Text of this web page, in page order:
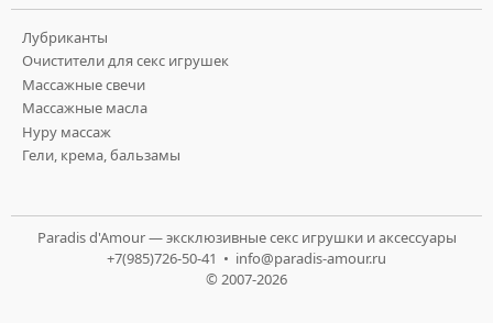
Лубриканты
Очистители для секс игрушек
Массажные свечи
Массажные масла
Нуру массаж
Гели, крема, бальзамы
Paradis d'Amour — эксклюзивные секс игрушки и аксессуары
+7(985)726-50-41 • info@paradis-amour.ru
© 2007-2026